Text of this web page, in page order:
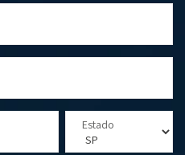
Estado